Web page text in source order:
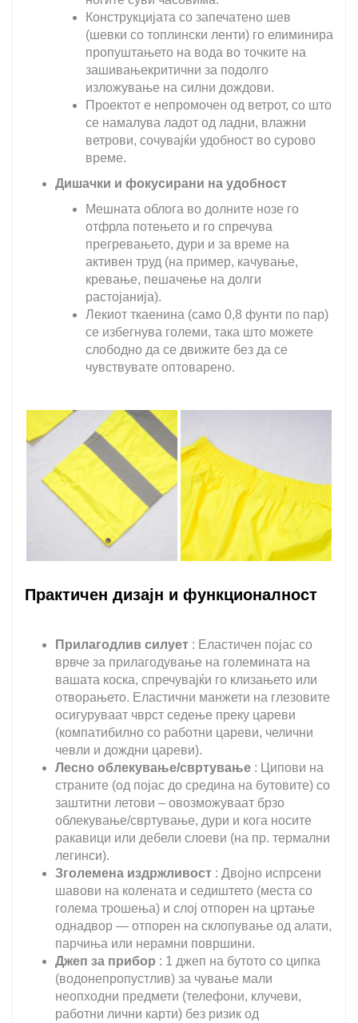
Конструкцијата со запечатено шев
(шевки со топлински ленти) го елиминира
пропуштањето на вода во точките на
зашивањекритични за подолго
изложување на силни дождови.
Проектот е непромочен од ветрот, со што
се намалува ладот од ладни, влажни
ветрови, сочувајќи удобност во сурово
време.
Дишачки и фокусирани на удобност
Мешната облога во долните нозе го
отфрла потењето и го спречува
прегревањето, дури и за време на
активен труд (на пример, качување,
кревање, пешачење на долги
растојанија).
Лекиот ткаенина (само 0,8 фунти по пар)
се избегнува големи, така што можете
слободно да се движите без да се
чувствувате оптоварено.
Практичен дизајн и функционалност
Прилагодлив силует : Еластичен појас со
врвче за прилагодување на големината на
вашата коска, спречувајќи го клизањето или
отворањето. Еластични манжети на глезовите
осигуруваат чврст седење преку цареви
(компатибилно со работни цареви, челични
чевли и дождни цареви).
Лесно облекување/свртување : Ципови на
страните (од појас до средина на бутовите) со
заштитни летови – овозможуваат брзо
облекување/свртување, дури и кога носите
ракавици или дебели слоеви (на пр. термални
легинси).
Зголемена издржливост : Двојно испрсени
шавови на колената и седиштето (места со
голема трошења) и слој отпорен на цртање
однадвор — отпорен на склопување од алати,
парчиња или нерамни површини.
Джеп за прибор : 1 джеп на бутото со ципка
(водонепропустлив) за чување мали
неопходни предмети (телефони, клучеви,
работни лични карти) без ризик од